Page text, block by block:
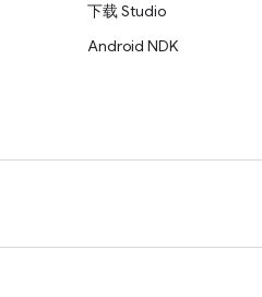
下载 Studio
Android NDK